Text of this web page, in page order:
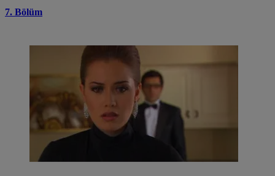
7. Bölüm